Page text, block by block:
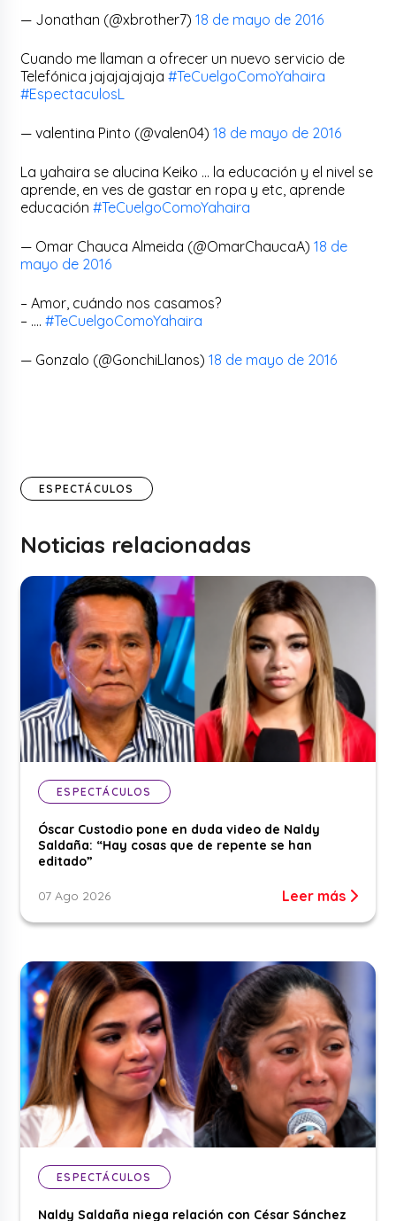
— Jonathan (@xbrother7)18 de mayo de 2016
Cuando me llaman a ofrecer un nuevo servicio de
Telefónica jajajajajaja#TeCuelgoComoYahaira
#EspectaculosL
— valentina Pinto (@valen04)18 de mayo de 2016
La yahaira se alucina Keiko … la educación y el nivel se
aprende, en ves de gastar en ropa y etc, aprende
educación#TeCuelgoComoYahaira
— Omar Chauca Almeida (@OmarChaucaA)18 de
mayo de 2016
– Amor, cuándo nos casamos?
– ….#TeCuelgoComoYahaira
— Gonzalo (@GonchiLlanos)18 de mayo de 2016
ESPECTÁCULOS
Noticias relacionadas
ESPECTÁCULOS
Óscar Custodio pone en duda video de Naldy
Saldaña: “Hay cosas que de repente se han
editado”
07 Ago 2026 Leer más
ESPECTÁCULOS
Naldy Saldaña niega relación con César Sánchez